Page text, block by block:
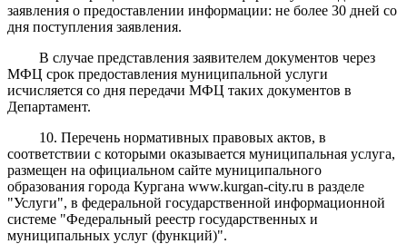
заявления о предоставлении информации: не более 30 дней со
дня поступления заявления.
В случае представления заявителем документов через
МФЦ срок предоставления муниципальной услуги
исчисляется со дня передачи МФЦ таких документов в
Департамент.
10. Перечень нормативных правовых актов, в
соответствии с которыми оказывается муниципальная услуга,
размещен на официальном сайте муниципального
образования города Кургана www.kurgan-city.ru в разделе
"Услуги", в федеральной государственной информационной
системе "Федеральный реестр государственных и
муниципальных услуг (функций)".